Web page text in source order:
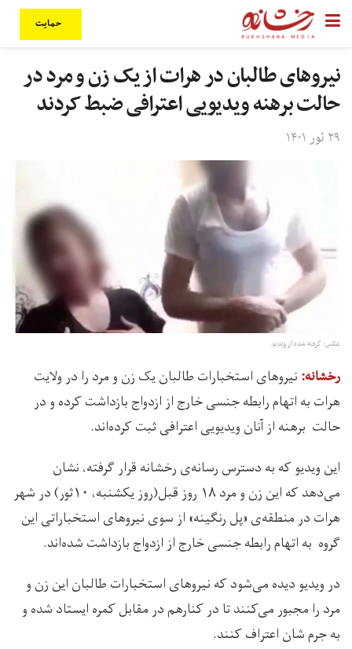
حمایت
نیروهای طالبان در هرات از یک زن و مرد در
حالت برهنه ویدیویی اعترافی ضبط کردند
۲۹ ثور ۱۴۰۱
عکس: گرفته شده از ویدیو.
رخشانه‌: نیروهای استخبارات طالبان یک زن و مرد را در ولایت
هرات به اتهام رابطه جنسی خارج از ازدواج بازداشت کرده و در
حالت برهنه از آنان ویدیویی اعترافی ثبت کرده‌اند.
این ویدیو که به دسترس رسانه‌ی رخشانه قرار گرفته، نشان
می‌دهد که این زن و مرد ۱۸ روز قبل(روز یکشنبه، ۱۰ثور) در شهر
هرات در منطقه‌ی «پل‌ رنگینه» از سوی نیروهای استخباراتی این
گروه به اتهام رابطه جنسی خارج از ازدواج بازداشت شده‌اند.
در ویدیو دیده می‌شود که نیروهای استخبارات طالبان این زن و
مرد را مجبور می‌کنند تا در کنارهم در مقابل کمره ایستاد شده و
به جرم شان اعتراف کنند.